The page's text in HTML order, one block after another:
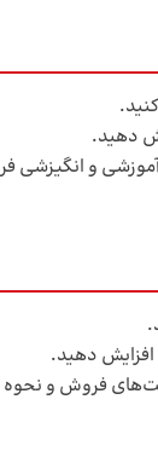
دهید.
و انگیزشی
دهید.
فروش و نحوه